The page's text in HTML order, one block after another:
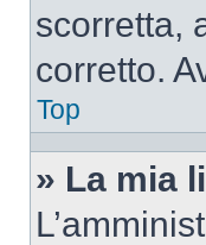
scorretta,
corretto.
Top
» La mia